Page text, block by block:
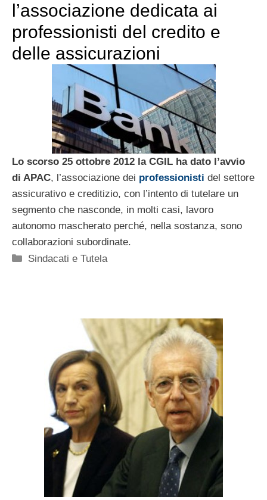
l’associazione dedicata ai
professionisti del credito e
delle assicurazioni
Lo scorso 25 ottobre 2012 la CGIL ha dato l’avvio
di APAC, l’associazione dei professionisti del settore
assicurativo e creditizio, con l’intento di tutelare un
segmento che nasconde, in molti casi, lavoro
autonomo mascherato perché, nella sostanza, sono
collaborazioni subordinate.
Categorie
Sindacati e Tutela